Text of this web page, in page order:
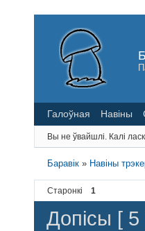
Галоўная Навіны
Вы не ўвайшлі. Калі
Баравік » Навіны
Старонкі 1
Допісы [ 5